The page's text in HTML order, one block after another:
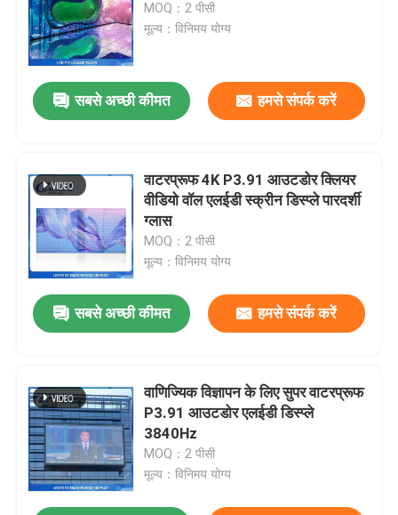
MOQ：2 पीसी
मूल्य：विनिमय योग्य
सबसे अच्छी कीमत हमसे संपर्क करें
वाटरप्रूफ 4K P3.91 आउटडोर क्लियर
वीडियो वॉल एलईडी स्क्रीन डिस्प्ले पारदर्शी
ग्लास
MOQ：2 पीसी
मूल्य：विनिमय योग्य
सबसे अच्छी कीमत हमसे संपर्क करें
वाणिज्यिक विज्ञापन के लिए सुपर वाटरप्रूफ
P3.91 आउटडोर एलईडी डिस्प्ले
3840Hz
MOQ：2 पीसी
मूल्य：विनिमय योग्य